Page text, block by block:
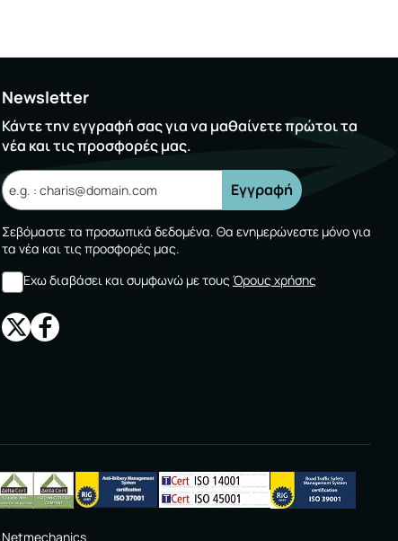
Newsletter
Κάντε την εγγραφή σας για να μαθαίνετε πρώτοι τα
νέα και τις προσφορές μας.
Εγγραφή
Σεβόμαστε τα προσωπικά δεδομένα. Θα ενημερώνεστε μόνο για
τα νέα και τις προσφορές μας.
Εχω διαβάσει και συμφωνώ με τους Όρους χρήσης
Netmechanics